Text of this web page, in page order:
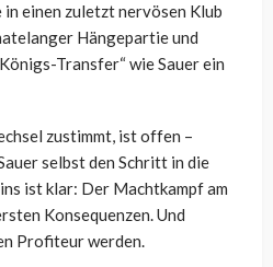
einen zuletzt nervösen Klub
Hängepartie und
Transfer“ wie Sauer ein
zustimmt, ist offen –
selbst den Schritt in die
ist klar: Der Machtkampf am
Konsequenzen. Und
Profiteur werden.